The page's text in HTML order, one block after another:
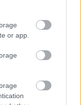
or app.
nyomán új